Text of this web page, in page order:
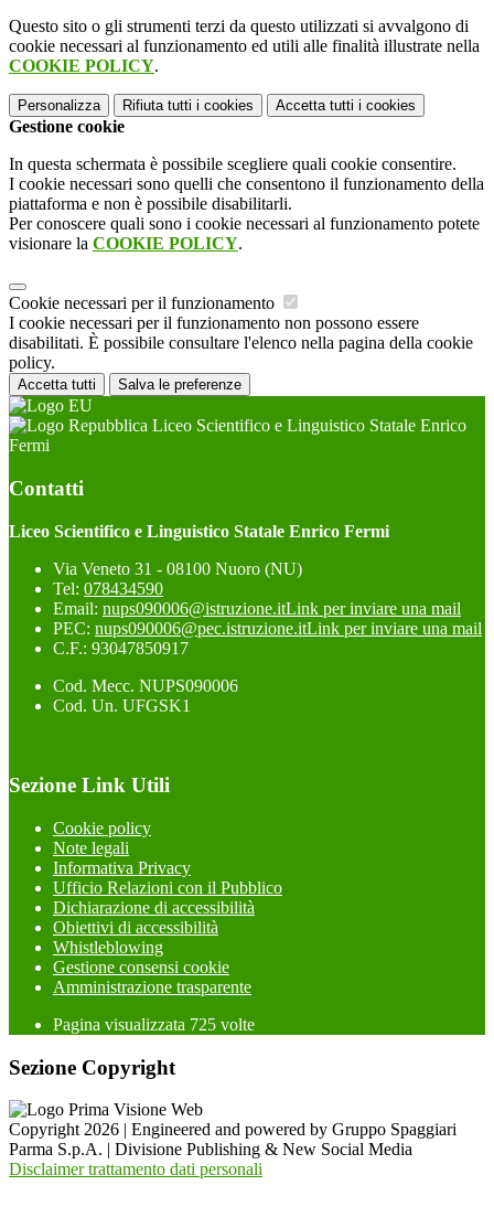
Questo sito o gli strumenti terzi da questo utilizzati si avvalgono di
cookie necessari al funzionamento ed utili alle finalità illustrate nella
COOKIE POLICY.
Personalizza Rifiuta tutti i cookies Accetta tutti i cookies
Gestione cookie
In questa schermata è possibile scegliere quali cookie consentire.
I cookie necessari sono quelli che consentono il funzionamento della
piattaforma e non è possibile disabilitarli.
Per conoscere quali sono i cookie necessari al funzionamento potete
visionare la COOKIE POLICY.
Cookie necessari per il funzionamento
I cookie necessari per il funzionamento non possono essere
disabilitati. È possibile consultare l'elenco nella pagina della cookie
policy.
Accetta tutti Salva le preferenze
Liceo Scientifico e Linguistico Statale Enrico
Fermi
Contatti
Liceo Scientifico e Linguistico Statale Enrico Fermi
Via Veneto 31 - 08100 Nuoro (NU)
Tel: 078434590
Email: nups090006@istruzione.itLink per inviare una mail
PEC: nups090006@pec.istruzione.itLink per inviare una mail
C.F.: 93047850917
Cod. Mecc. NUPS090006
Cod. Un. UFGSK1
Sezione Link Utili
Cookie policy
Note legali
Informativa Privacy
Ufficio Relazioni con il Pubblico
Dichiarazione di accessibilità
Obiettivi di accessibilità
Whistleblowing
Gestione consensi cookie
Amministrazione trasparente
Pagina visualizzata 725 volte
Sezione Copyright
Copyright 2026 | Engineered and powered by Gruppo Spaggiari
Parma S.p.A. | Divisione Publishing & New Social Media
Disclaimer trattamento dati personali